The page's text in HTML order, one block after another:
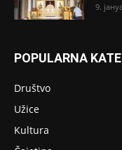
9.
POPULARNA
Društvo
Užice
Kultura